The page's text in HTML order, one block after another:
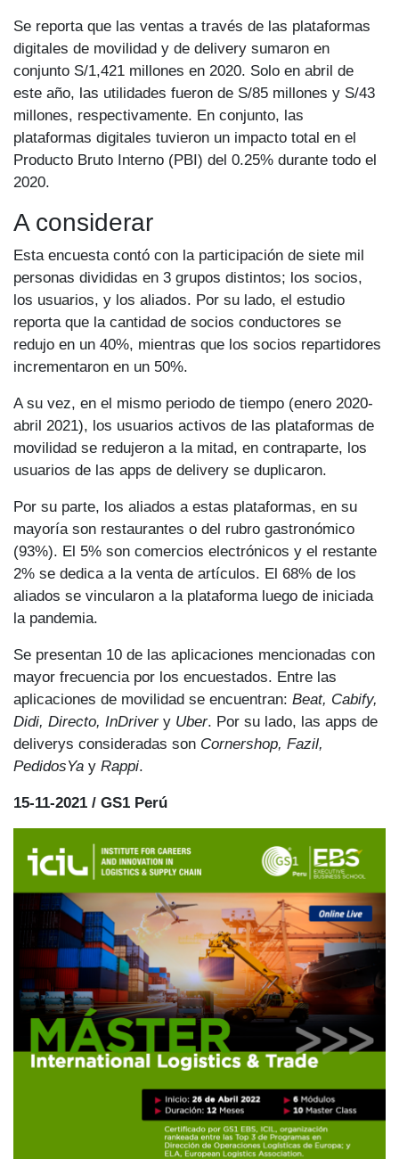
Se reporta que las ventas a través de las plataformas
digitales de movilidad y de delivery sumaron en
conjunto S/1,421 millones en 2020. Solo en abril de
este año, las utilidades fueron de S/85 millones y S/43
millones, respectivamente. En conjunto, las
plataformas digitales tuvieron un impacto total en el
Producto Bruto Interno (PBI) del 0.25% durante todo el
2020.
A considerar
Esta encuesta contó con la participación de siete mil
personas divididas en 3 grupos distintos; los socios,
los usuarios, y los aliados. Por su lado, el estudio
reporta que la cantidad de socios conductores se
redujo en un 40%, mientras que los socios repartidores
incrementaron en un 50%.
A su vez, en el mismo periodo de tiempo (enero 2020-
abril 2021), los usuarios activos de las plataformas de
movilidad se redujeron a la mitad, en contraparte, los
usuarios de las apps de delivery se duplicaron.
Por su parte, los aliados a estas plataformas, en su
mayoría son restaurantes o del rubro gastronómico
(93%). El 5% son comercios electrónicos y el restante
2% se dedica a la venta de artículos. El 68% de los
aliados se vincularon a la plataforma luego de iniciada
la pandemia.
Se presentan 10 de las aplicaciones mencionadas con
mayor frecuencia por los encuestados. Entre las
aplicaciones de movilidad se encuentran: Beat, Cabify,
Didi, Directo, InDriver y Uber. Por su lado, las apps de
deliverys consideradas son Cornershop, Fazil,
PedidosYa y Rappi.
15-11-2021 / GS1 Perú